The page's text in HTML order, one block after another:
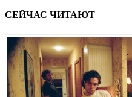
СЕЙЧАС ЧИТАЮТ